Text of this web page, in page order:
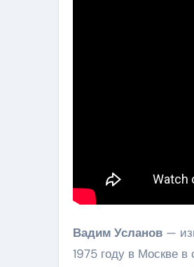
Вадим Усланов —
1975 году в Москве